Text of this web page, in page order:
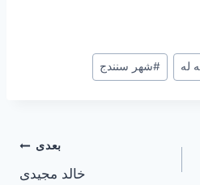
#شهر سنندج
بعدی
خالد مجیدی